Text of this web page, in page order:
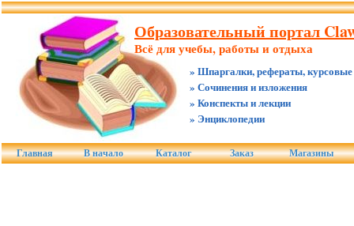
Образовательный портал
Всё для учебы, работы и отдыха
» Шпаргалки, рефераты, курсовые
» Сочинения и изложения
» Конспекты и лекции
» Энциклопедии
Главная В начало Каталог Заказ Магазины